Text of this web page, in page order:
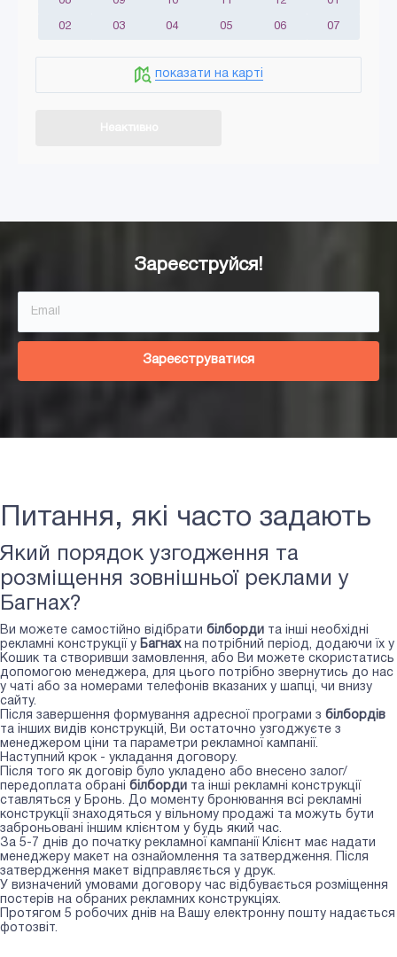
02 03 04 05 06 07
показати на карті
Зареєструйся!
Зареєструватися
Питання, які часто задають
Який порядок узгодження та
розміщення зовнішньої реклами у
Багнах?
Ви можете самостійно відібрати білборди та інші необхідні
рекламні конструкції у Багнахна потрібний період, додаючи їх у
Кошик та створивши замовлення, або Ви можете скористатись
допомогою менеджера, для цього потрібно звернутись до нас
у чаті або за номерами телефонів вказаних у шапці, чи внизу
сайту.
Після завершення формування адресної програми з білбордів
та інших видів конструкцій, Ви остаточно узгоджуєте з
менеджером ціни та параметри рекламної кампанії.
Наступний крок - укладання договору.
Після того як договір було укладено або внесено залог/
передоплата обрані білборди та інші рекламні конструкції
ставляться у Бронь. До моменту бронювання всі рекламні
конструкції знаходяться у вільному продажі та можуть бути
заброньовані іншим клієнтом у будь який час.
За 5-7 днів до початку рекламної кампанії Клієнт має надати
менеджеру макет на ознайомлення та затвердження. Після
затвердження макет відправляється у друк.
У визначений умовами договору час відбувається розміщення
постерів на обраних рекламних конструкціях.
Протягом 5 робочих днів на Вашу електронну пошту надається
фотозвіт.